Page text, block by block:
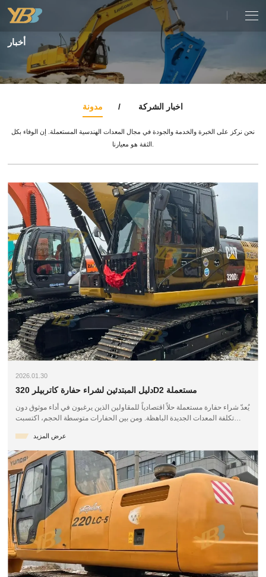
أخبار
مدونة اخبار الشركة
نحن نركز على الخبرة والخدمة والجودة في مجال المعدات الهندسية المستعملة. إن الوفاء بكل
2026.01.30
دليل المبتدئين لشراء حفارة كاتربيلر 320D2 مستعملة
يُعدّ شراء حفارة مستعملة حلاً اقتصادياً للمقاولين الذين يرغبون في أداء موثوق دون
تكلفة المعدات الجديدة الباهظة. ومن بين الحفارات متوسطة الحجم، اكتسبت
هذا الدليل للمبتدئين الأمور التي يجب مراعاتها عند التخطيط لشراء حفارة كاتربيلر
320D مستعملة، مما يساعدك على اتخاذ قرار مدروس وواثق.
عرض المزيد